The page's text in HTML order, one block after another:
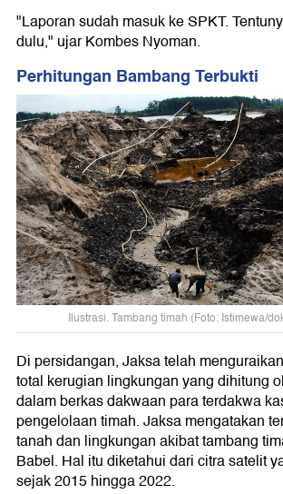
"Laporan sudah masuk ke SPKT.
dulu," ujar Kombes Nyoman.
Perhitungan Bambang Terbukti
Ilustrasi. Tambang timah (Foto: Istimewa/
Di persidangan, Jaksa telah
total kerugian lingkungan yang dihitung
dalam berkas dakwaan para terdakwa
pengelolaan timah. Jaksa mengatakan
tanah dan lingkungan akibat tambang
Babel. Hal itu diketahui dari citra satelit
sejak 2015 hingga 2022.